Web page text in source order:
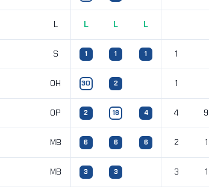
L L L L
S 1 1 1 1
OH 30 2 1
OP 2 18 4 4 9
MB 6 6 6 2 1
MB 3 3 3 1